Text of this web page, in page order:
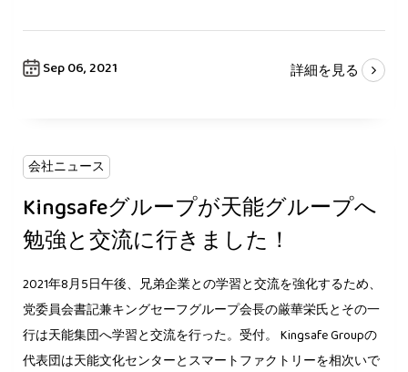
Sep 06, 2021 詳細を見る
会社ニュース
Kingsafeグループが天能グループへ
勉強と交流に行きました！
2021年8月5日午後、兄弟企業との学習と交流を強化するため、
党委員会書記兼キングセーフグループ会長の厳華栄氏とその一
行は天能集団へ学習と交流を行った。受付。 Kingsafe Groupの
代表団は天能文化センターとスマートファクトリーを相次いで